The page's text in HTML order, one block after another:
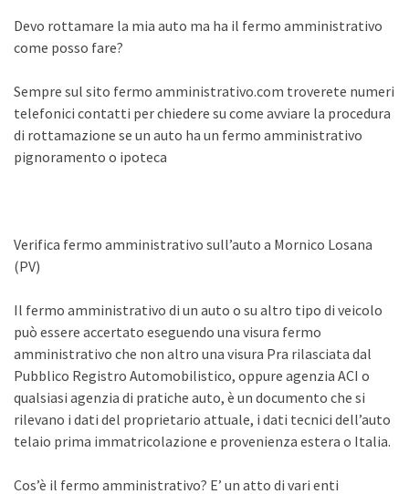
Devo rottamare la mia auto ma ha il fermo amministrativo
come posso fare?
Sempre sul sito fermo amministrativo.com troverete numeri
telefonici contatti per chiedere su come avviare la procedura
di rottamazione se un auto ha un fermo amministrativo
pignoramento o ipoteca
Verifica fermo amministrativo sull’auto a Mornico Losana
(PV)
Il fermo amministrativo di un auto o su altro tipo di veicolo
può essere accertato eseguendo una visura fermo
amministrativo che non altro una visura Pra rilasciata dal
Pubblico Registro Automobilistico, oppure agenzia ACI o
qualsiasi agenzia di pratiche auto, è un documento che si
rilevano i dati del proprietario attuale, i dati tecnici dell’auto
telaio prima immatricolazione e provenienza estera o Italia.
Cos’è il fermo amministrativo? E’ un atto di vari enti